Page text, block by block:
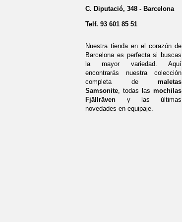
C. Diputació, 348 - Barcelona
Telf. 93 601 85 51
Nuestra tienda en el corazón de
Barcelona es perfecta si buscas
la mayor variedad. Aquí
encontrarás nuestra colección
completa de maletas
Samsonite , todas las mochilas
Fjällräven y las últimas
novedades en equipaje.